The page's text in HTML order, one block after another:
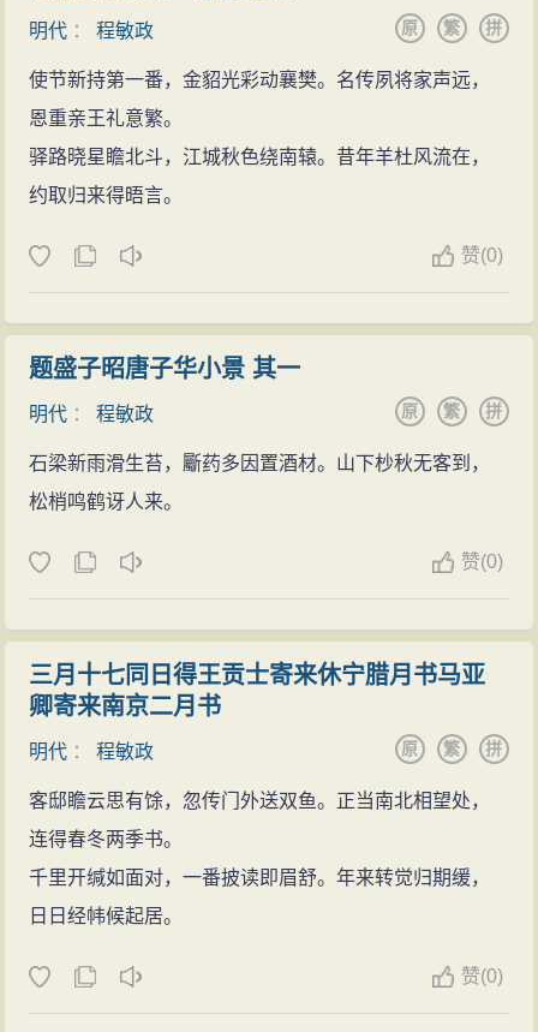
明代 ：程敏政 拼
繁
原
使节新持第一番，金貂光彩动襄樊。名传夙将家声远，
恩重亲王礼意繁。
驿路晓星瞻北斗，江城秋色绕南辕。昔年羊杜风流在，
约取归来得晤言。
赞(0)
题盛子昭唐子华小景 其一
明代 ：程敏政 拼
繁
原
石梁新雨滑生苔，斸药多因置酒材。山下杪秋无客到，
松梢鸣鹤讶人来。
赞(0)
三月十七同日得王贡士寄来休宁腊月书马亚
卿寄来南京二月书
明代 ：程敏政 拼
繁
原
客邸瞻云思有馀，忽传门外送双鱼。正当南北相望处，
连得春冬两季书。
千里开缄如面对，一番披读即眉舒。年来转觉归期缓，
日日经帏候起居。
赞(0)